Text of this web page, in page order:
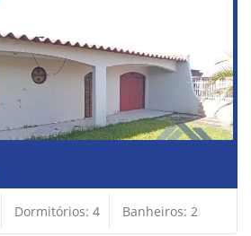
Dormitórios: 4 Banheiros: 2